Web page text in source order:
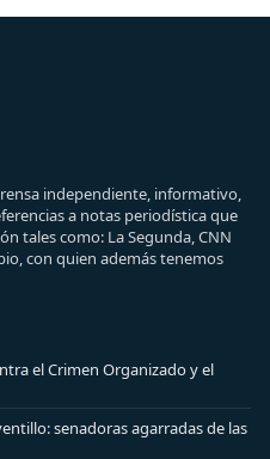
independiente, informativo,
a notas periodística que
tales como: La Segunda, CNN
con quien además tenemos
el Crimen Organizado y el
senadoras agarradas de las